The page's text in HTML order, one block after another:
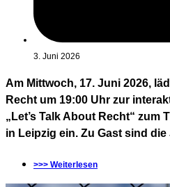
3. Juni 2026
Am Mittwoch, 17. Juni 2026,
Recht um 19:00 Uhr zur
„Let’s Talk About Recht“ zum
in Leipzig ein. Zu Gast sind die
>>> Weiterlesen